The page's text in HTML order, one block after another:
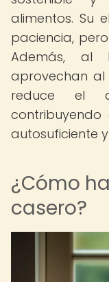
alimentos. Su
paciencia,
Además, al
aprovechan al
reduce el
autosuficiente
¿Cómo
casero?